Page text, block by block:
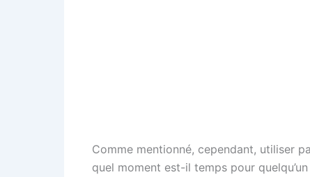
Comme mentionné, cependant, utiliser
quel moment est-il temps pour